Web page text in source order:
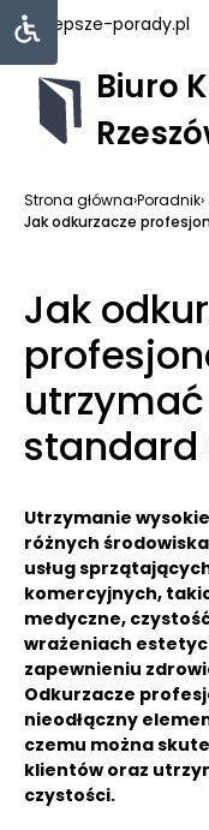
najlepsze-porady.pl
Biuro
Strona główna›Poradnik›
Jak odkurzacze
Jak
standard
Utrzymanie
różnych
usług
komercyjnych,
medyczne,
wrażeniach
zapewnieniu
Odkurzacze
nieodłączny
czemu można
klientów oraz
czystości.